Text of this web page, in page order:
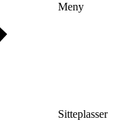
Meny
Sitteplasser